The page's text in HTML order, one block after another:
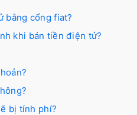
bằng cổng fiat?
khi bán tiền điện tử?
bị tính phí?